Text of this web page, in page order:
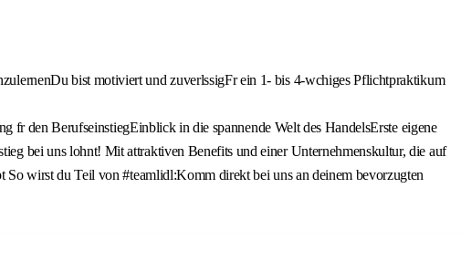
bist motiviert und zuverlssigFr ein 1- bis 4-wchiges Pflichtpraktikum
fr den BerufseinstiegEinblick in die spannende Welt des HandelsErste eigene
bei uns lohnt! Mit attraktiven Benefits und einer Unternehmenskultur, die auf
So wirst du Teil von #teamlidl:Komm direkt bei uns an deinem bevorzugten